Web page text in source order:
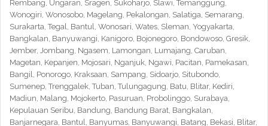
Rembang, Ungaran, Sragen, Sukoharjo, Slawi, Temanggung,
Wonogiri, Wonosobo, Magelang, Pekalongan, Salatiga, Semarang,
Surakarta, Tegal, Bantul, Wonosari, Wates, Sleman, Yogyakarta,
Bangkalan, Banyuwangi, Kanigoro, Bojonegoro, Bondowoso, Gresik,
Jember, Jombang, Ngasem, Lamongan, Lumajang, Caruban,
Magetan, Kepanjen, Mojosari, Nganjuk, Ngawi, Pacitan, Pamekasan,
Bangil, Ponorogo, Kraksaan, Sampang, Sidoarjo, Situbondo,
Sumenep, Trenggalek, Tuban, Tulungagung, Batu, Blitar, Kediri,
Madiun, Malang, Mojokerto, Pasuruan, Probolinggo, Surabaya,
Kepulauan Seribu, Bandung, Bandung Barat, Bangkalan,
Banjarnegara, Bantul, Banyumas, Banyuwangi, Batang, Bekasi, Blitar,